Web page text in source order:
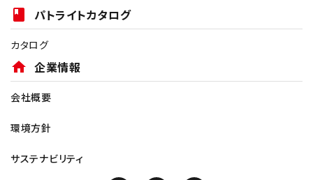
book パトライトカタログ
カタログ
home 企業情報
会社概要
環境方針
サステナビリティ